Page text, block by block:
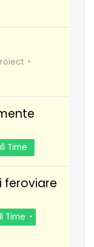
Time
feroviare
Time